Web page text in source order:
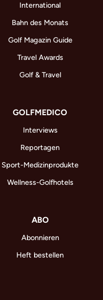
International
Bahn des Monats
Golf Magazin Guide
Travel Awards
Golf & Travel
GOLFMEDICO
Interviews
Reportagen
Sport-Medizinprodukte
Wellness-Golfhotels
ABO
Abonnieren
Heft bestellen